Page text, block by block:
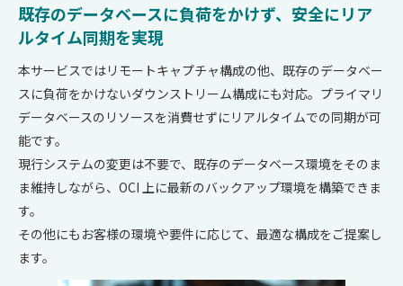
既存のデータベースに負荷をかけず、 安全にリア
ルタイム同期を実現
本サービスではリモートキャプチャ構成の他、既存のデータベー
スに負荷をかけないダウンストリーム構成にも対応。プライマリ
データベースのリソースを消費せずにリアルタイムでの同期が可
能です。
現行システムの変更は不要で、既存のデータベース環境をそのま
ま維持しながら、OCI 上に最新のバックアップ環境を構築できま
す。
その他にもお客様の環境や要件に応じて、最適な構成をご提案し
ます。